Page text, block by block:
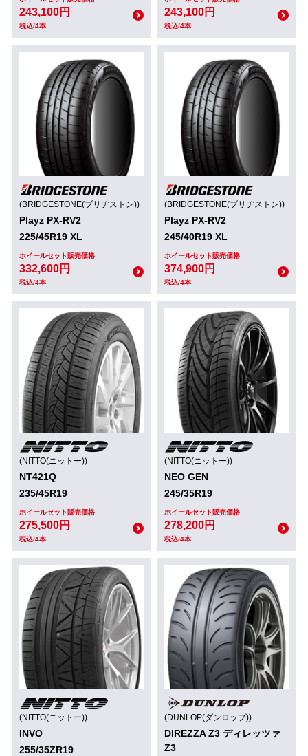
243,100円
税込/4本
243,100円
税込/4本
(BRIDGESTONE(ブリヂストン))
Playz PX-RV2
225/45R19 XL
ホイールセット販売価格
332,600円
税込/4本
(BRIDGESTONE(ブリヂストン))
Playz PX-RV2
245/40R19 XL
ホイールセット販売価格
374,900円
税込/4本
(NITTO(ニットー))
NT421Q
235/45R19
ホイールセット販売価格
275,500円
税込/4本
(NITTO(ニットー))
NEO GEN
245/35R19
ホイールセット販売価格
278,200円
税込/4本
(NITTO(ニットー))
INVO
255/35ZR19
(DUNLOP(ダンロップ))
DIREZZA Z3 ディレッツァ
Z3